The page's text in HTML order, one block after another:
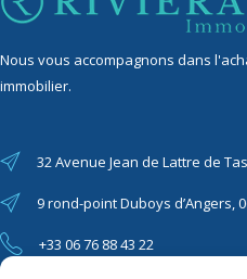
Nous vous accompagnons dans
immobilier.
32 Avenue Jean de Lattre de
9 rond-point Duboys d’Angers,
+33 06 76 88 43 22